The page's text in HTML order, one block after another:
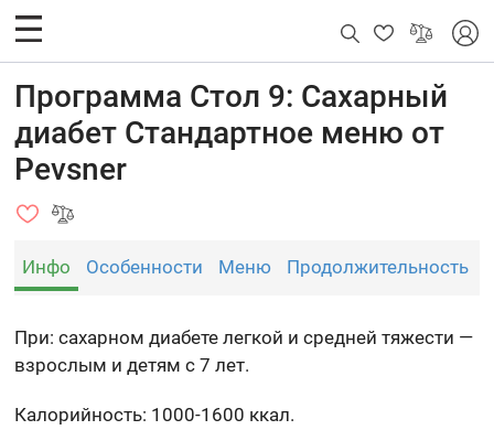
Программа Стол 9: Сахарный
диабет Стандартное меню от
Pevsner
Инфо Особенности Меню Продолжительность
При: сахарном диабете легкой и средней тяжести —
взрослым и детям с 7 лет.
Калорийность: 1000-1600 ккал.